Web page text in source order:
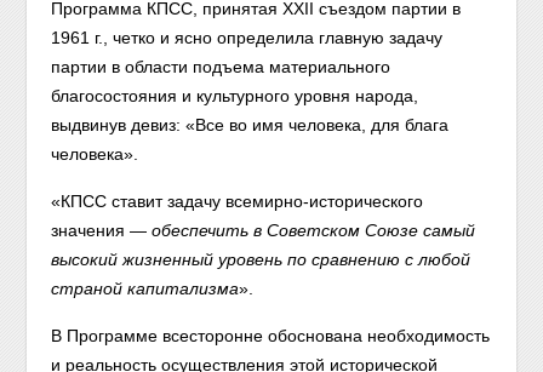
Программа КПСС, принятая XXII съездом партии в
1961 г., четко и ясно определила главную задачу
партии в области подъема материального
благосостояния и культурного уровня народа,
выдвинув девиз: «Все во имя человека, для блага
человека».
«КПСС ставит задачу всемирно-исторического
значения —обеспечить в Советском Союзе самый
высокий жизненный уровень по сравнению с любой
страной капитализма».
В Программе всесторонне обоснована необходимость
и реальность осуществления этой исторической